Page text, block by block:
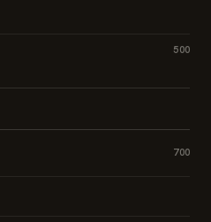
500
700